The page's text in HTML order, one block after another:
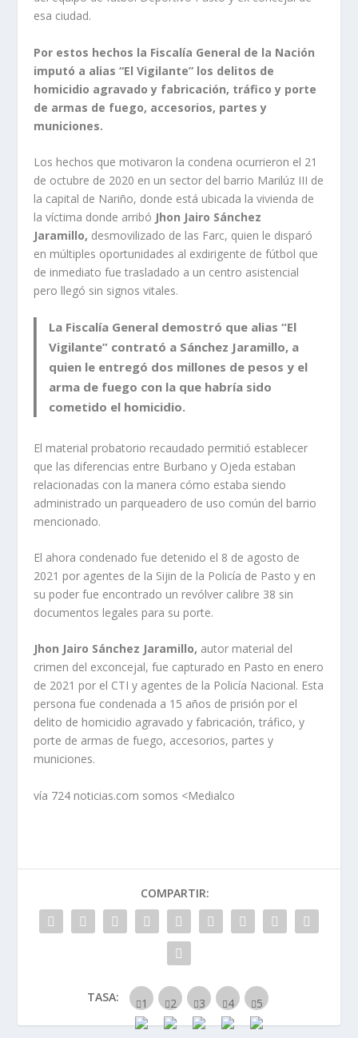
esa ciudad.
Por estos hechos la Fiscalía General de la Nación
imputó a alias “El Vigilante” los delitos de
homicidio agravado y fabricación, tráfico y porte
de armas de fuego, accesorios, partes y
municiones.
Los hechos que motivaron la condena ocurrieron el 21
de octubre de 2020 en un sector del barrio Marilúz III de
la capital de Nariño, donde está ubicada la vivienda de
la víctima donde arribó Jhon Jairo Sánchez
Jaramillo, desmovilizado de las Farc, quien le disparó
en múltiples oportunidades al exdirigente de fútbol que
de inmediato fue trasladado a un centro asistencial
pero llegó sin signos vitales.
La Fiscalía General demostró que alias “El
Vigilante” contrató a Sánchez Jaramillo, a
quien le entregó dos millones de pesos y el
arma de fuego con la que habría sido
cometido el homicidio.
El material probatorio recaudado permitió establecer
que las diferencias entre Burbano y Ojeda estaban
relacionadas con la manera cómo estaba siendo
administrado un parqueadero de uso común del barrio
mencionado.
El ahora condenado fue detenido el 8 de agosto de
2021 por agentes de la Sijin de la Policía de Pasto y en
su poder fue encontrado un revólver calibre 38 sin
documentos legales para su porte.
Jhon Jairo Sánchez Jaramillo, autor material del
crimen del exconcejal, fue capturado en Pasto en enero
de 2021 por el CTI y agentes de la Policía Nacional. Esta
persona fue condenada a 15 años de prisión por el
delito de homicidio agravado y fabricación, tráfico, y
porte de armas de fuego, accesorios, partes y
municiones.
vía 724 noticias.com somos <Medialco
COMPARTIR:
TASA: